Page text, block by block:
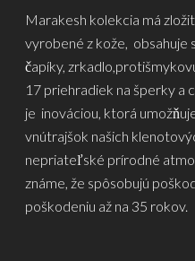
Marakesh kolekcia má
vyrobené z kože, obsahuje
čapíky,
17 priehradiek na šperky a
je inováciou, ktorá
vnútrajšok našich
nepriateľské prírodné
známe, že spôsobujú
poškodeniu až na 35 rokov.